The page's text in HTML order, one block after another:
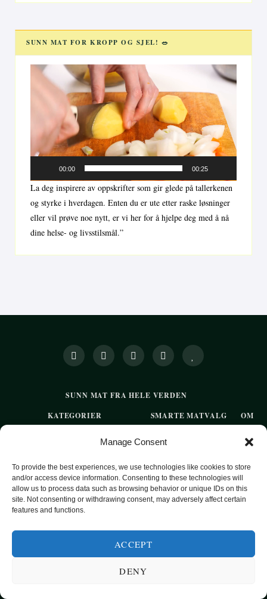
Manage Consent
To provide the best experiences, we use technologies like cookies to store
and/or access device information. Consenting to these technologies will
allow us to process data such as browsing behavior or unique IDs on this
site. Not consenting or withdrawing consent, may adversely affect certain
features and functions.
ACCEPT
DENY
SUNN MAT FOR KROPP OG SJEL! 🥗
Videoavspiller
00:00 00:25
La deg inspirere av oppskrifter som gir glede på tallerkenen
og styrke i hverdagen. Enten du er ute etter raske løsninger
eller vil prøve noe nytt, er vi her for å hjelpe deg med å nå
dine helse- og livsstilsmål.”
SUNN MAT FRA HELE VERDEN
KATEGORIER
HOVEDRETTER
PASTA
SUPPER
EKSOTISKE SMAKER
MAT FOR VEGETARIANERE
SMARTE MATVALG OM